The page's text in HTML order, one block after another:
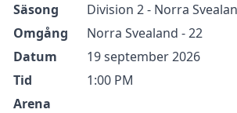
Säsong
Division 2 - Norra
Omgång
Norra Svealand - 22
Datum
19 september 2026
Tid
1:00 PM
Arena